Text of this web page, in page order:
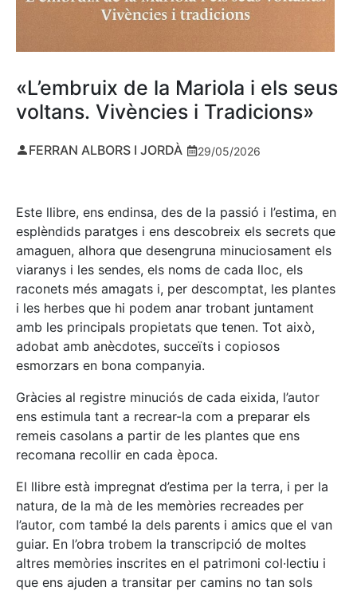
«L’embruix de la Mariola i els seus
voltans. Vivències i Tradicions»
FERRAN ALBORS I JORDÀ 29/05/2026
Este llibre, ens endinsa, des de la passió i l’estima, en
esplèndids paratges i ens descobreix els secrets que
amaguen, alhora que desengruna minuciosament els
viaranys i les sendes, els noms de cada lloc, els
raconets més amagats i, per descomptat, les plantes
i les herbes que hi podem anar trobant juntament
amb les principals propietats que tenen. Tot això,
adobat amb anècdotes, succeïts i copiosos
esmorzars en bona companyia.
Gràcies al registre minuciós de cada eixida, l’autor
ens estimula tant a recrear-la com a preparar els
remeis casolans a partir de les plantes que ens
recomana recollir en cada època.
El llibre està impregnat d’estima per la terra, i per la
natura, de la mà de les memòries recreades per
l’autor, com també la dels parents i amics que el van
guiar. En l’obra trobem la transcripció de moltes
altres memòries inscrites en el patrimoni col·lectiu i
que ens ajuden a transitar per camins no tan sols